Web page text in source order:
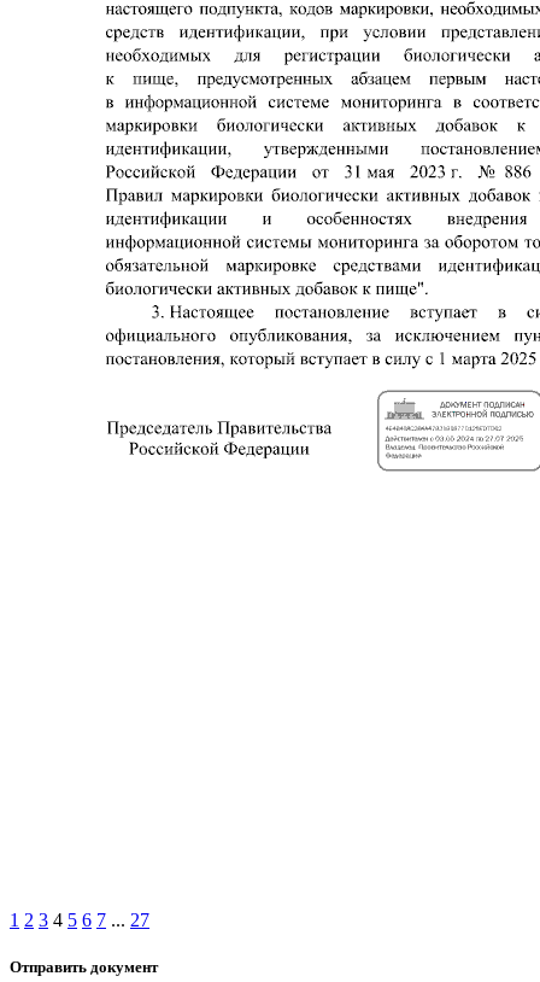
1 2 3 4 5 6 7 ... 27
Отправить документ